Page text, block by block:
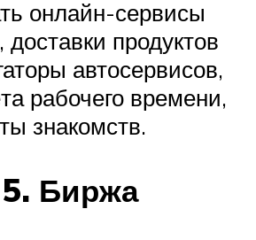
онлайн-сервисы
доставки продуктов
автосервисов,
рабочего времени,
знакомств.
Биржа